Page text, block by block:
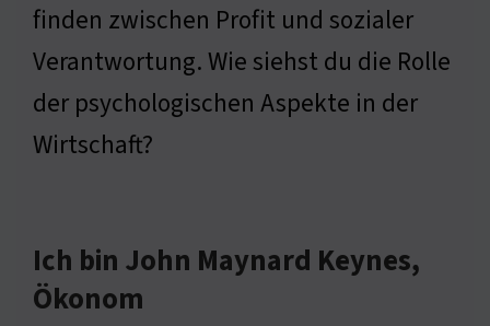
finden zwischen Profit und sozialer
Verantwortung. Wie siehst du die Rolle
der psychologischen Aspekte in der
Wirtschaft?
Ich bin John Maynard Keynes,
Ökonom